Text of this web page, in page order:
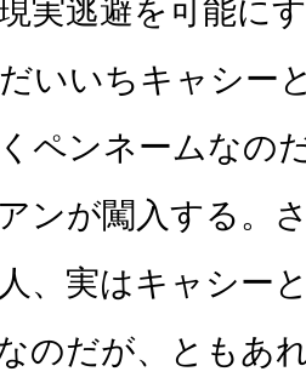
実逃避を可能に
いいちキャシー
ペンネームなの
ンが闖入する。
、実はキャシー
のだが、ともあ